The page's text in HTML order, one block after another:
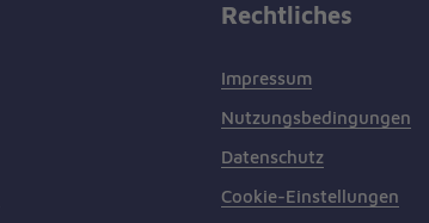
Rechtliches
Impressum
Nutzungsbedingungen
Datenschutz
Cookie-Einstellungen